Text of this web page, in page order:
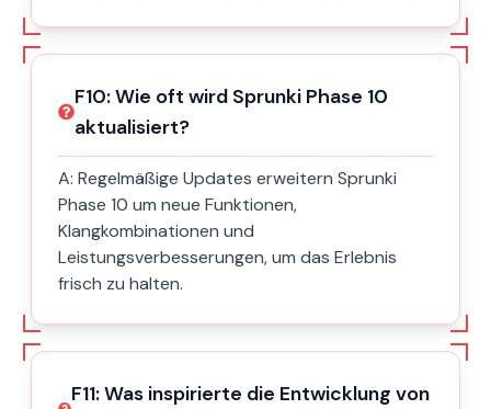
F10:Wie oft wird Sprunki Phase 10
aktualisiert?
A: Regelmäßige Updates erweitern Sprunki
Phase 10 um neue Funktionen,
Klangkombinationen und
Leistungsverbesserungen, um das Erlebnis
frisch zu halten.
F11:Was inspirierte die Entwicklung von